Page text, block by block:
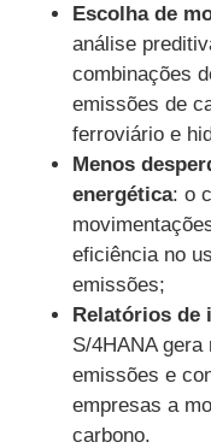
Escolha de
análise
combinações
emissões de
ferroviário e
Menos
energética: o
eficiência no
emissões;
Relatórios de
S/4HANA
emissões e
empresas a
carbono.